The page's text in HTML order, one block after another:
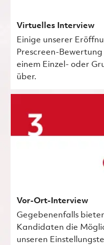
Virtuelles Interview
Einige unserer
Prescreen-
einem Einzel- oder
über.
Vor-Ort-Interview
Gegebenenfalls
Kandidaten die
unseren